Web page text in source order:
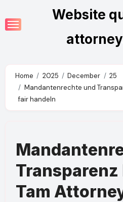
to
Website
Home 2025 December
25
Mandantenrechte und
fair handeln
Transparenz
Tam